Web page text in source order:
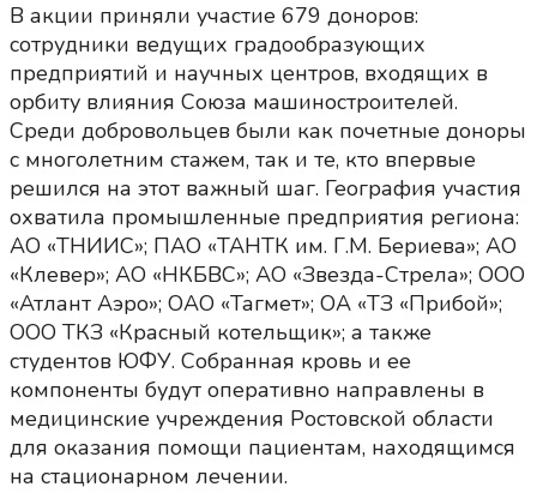
В акции приняли участие 679 доноров:
сотрудники ведущих градообразующих
предприятий и научных центров, входящих в
орбиту влияния Союза машиностроителей.
Среди добровольцев были как почетные доноры
с многолетним стажем, так и те, кто впервые
решился на этот важный шаг. География участия
охватила промышленные предприятия региона:
АО «ТНИИС»; ПАО «ТАНТК им. Г.М. Бериева»; АО
«Клевер»; АО «НКБВС»; АО «Звезда-Стрела»; ООО
«Атлант Аэро»; ОАО «Тагмет»; ОА «ТЗ «Прибой»;
ООО ТКЗ «Красный котельщик»; а также
студентов ЮФУ. Собранная кровь и ее
компоненты будут оперативно направлены в
медицинские учреждения Ростовской области
для оказания помощи пациентам, находящимся
на стационарном лечении.